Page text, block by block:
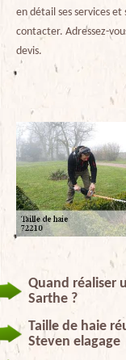
en détail ses services
contacter. Adressez-
devis.
Quand réaliser
Sarthe ?
Taille de haie
Steven elagage